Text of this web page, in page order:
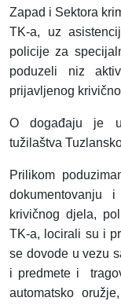
Zapad i Sektora
TK-a, uz
policije za
poduzeli niz
prijavljenog
O događaju je
tužilaštva
Prilikom
dokumentovanju
krivičnog djela,
TK-a, locirali su i
se dovode u vezu
i predmete i
automatsko